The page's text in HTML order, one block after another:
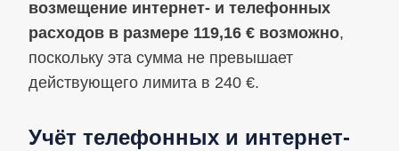
возмещение интернет- и телефонных
расходов в размере 119,16 € возможно,
поскольку эта сумма не превышает
действующего лимита в 240 €.
Учёт телефонных и интернет-